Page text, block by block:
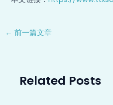
← 前一篇文章
Related Posts